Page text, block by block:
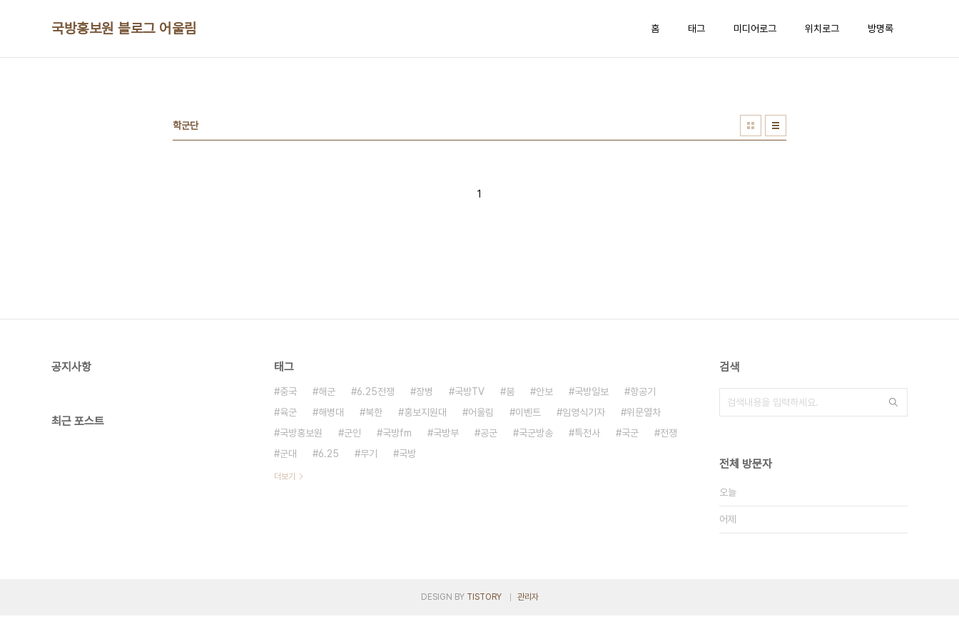
국방홍보원 블로그 어울림 홈 태그 미디어로그 위치로그 방명록
학군단
1
공지사항
최근 포스트
태그
중국 해군 6.25전쟁 장병 국방TV 붐 안보 국방일보
항공기
육군
해병대 북한 홍보지원대 어울림 이벤트 임영식기자
위문열차
국방홍보원
군인 국방fm 국방부 공군 국군방송 특전사 국군
전쟁
군대
6.25 무기 국방
더보기
검색
전체 방문자
오늘
어제
DESIGN BY TISTORY 관리자